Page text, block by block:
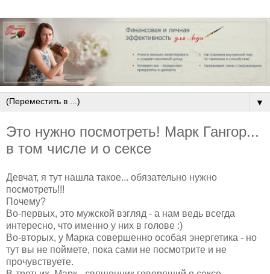
▼
Это нужно посмотреть! Марк Гангор...
в том числе и о сексе
Девчат, я тут нашла такое... обязательно нужно
посмотреть!!!
Почему?
Во-первых, это мужской взгляд - а нам ведь всегда
интересно, что именно у них в голове :)
Во-вторых, у Марка совершенно особая энергетика - но
тут вы не поймете, пока сами не посмотрите и не
прочувствуете.